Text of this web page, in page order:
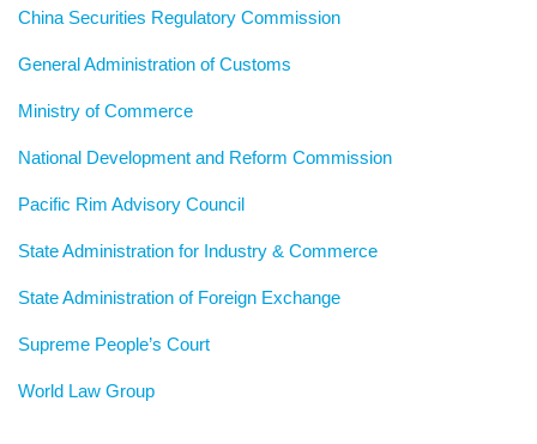
China Securities Regulatory Commission
General Administration of Customs
Ministry of Commerce
National Development and Reform Commission
Pacific Rim Advisory Council
State Administration for Industry & Commerce
State Administration of Foreign Exchange
Supreme People’s Court
World Law Group